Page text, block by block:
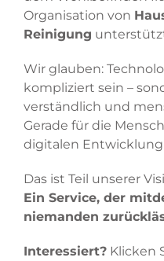
Organisation von
Reinigung
Wir glauben:
kompliziert sein –
verständlich und
Gerade für die
digitalen
Das ist Teil unserer
Ein Service, der
niemanden
Interessiert? Klicken